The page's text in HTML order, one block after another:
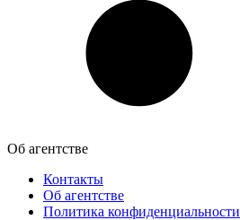
Об агентстве
Контакты
Об агентстве
Политика конфиденциальности